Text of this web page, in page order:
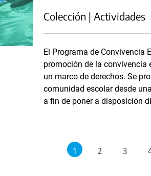
Colección | Actividades
El Programa de Convivencia
promoción de la convivencia
un marco de derechos. Se
comunidad escolar desde
a fin de poner a disposición
1 2 3